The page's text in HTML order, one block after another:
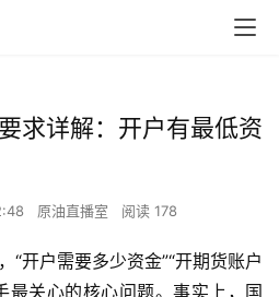
求详解：开户有最低资
原油直播室 阅读 178
“开户需要多少资金”“开期货账户
最关心的核心问题。事实上，国